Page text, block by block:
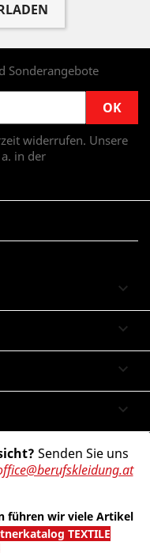
Sonderangebote
widerrufen. Unsere
in der




Senden Sie uns
führen wir viele Artikel
TEXTILE